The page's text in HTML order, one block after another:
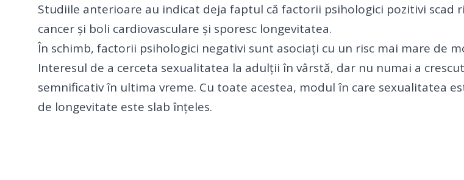
Studiile anterioare au indicat deja faptul că factorii psihologici pozitivi scad
cancer și boli cardiovasculare și sporesc longevitatea.
În schimb, factorii psihologici negativi sunt asociați cu un risc mai mare de
Interesul de a cerceta sexualitatea la adulții în vârstă, dar nu numai a crescut
semnificativ în ultima vreme. Cu toate acestea, modul în care sexualitatea
de longevitate este slab înțeles.